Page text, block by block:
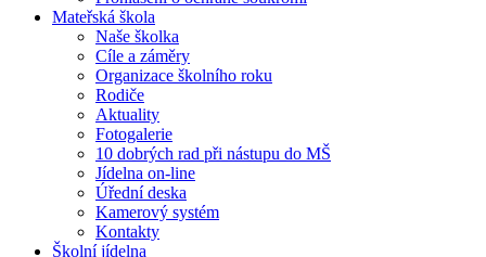
Mateřská škola
Naše školka
Cíle a záměry
Organizace školního roku
Rodiče
Aktuality
Fotogalerie
10 dobrých rad při nástupu do MŠ
Jídelna on-line
Úřední deska
Kamerový systém
Kontakty
Školní jídelna